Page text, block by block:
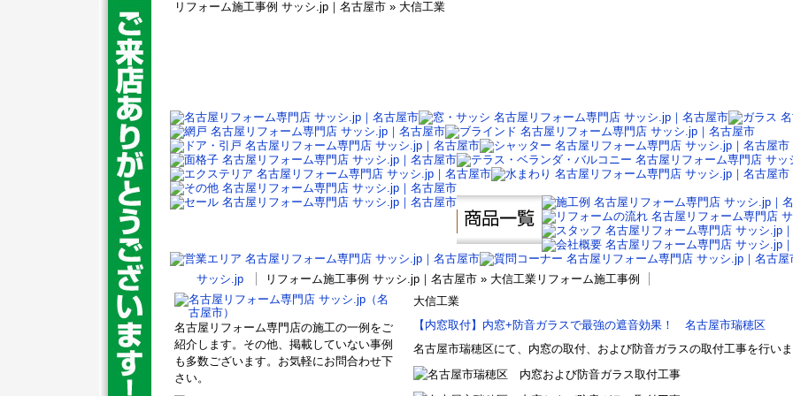
リフォーム施工事例 サッシ.jp｜名古屋市 » 大信工業
サッシ.jp
リフォーム施工事例 サッシ.jp｜名古屋市 » 大信工業リフォーム施工事例
大信工業
【内窓取付】内窓+防音ガラスで最強の遮音効果！ 名古屋市瑞穂区
名古屋市瑞穂区にて、内窓の取付、および防音ガラスの取付工事を行い
名古屋リフォーム専門店の施工の一例をご
紹介します。その他、掲載していない事例
も多数ございます。お気軽にお問合わせ下
さい。